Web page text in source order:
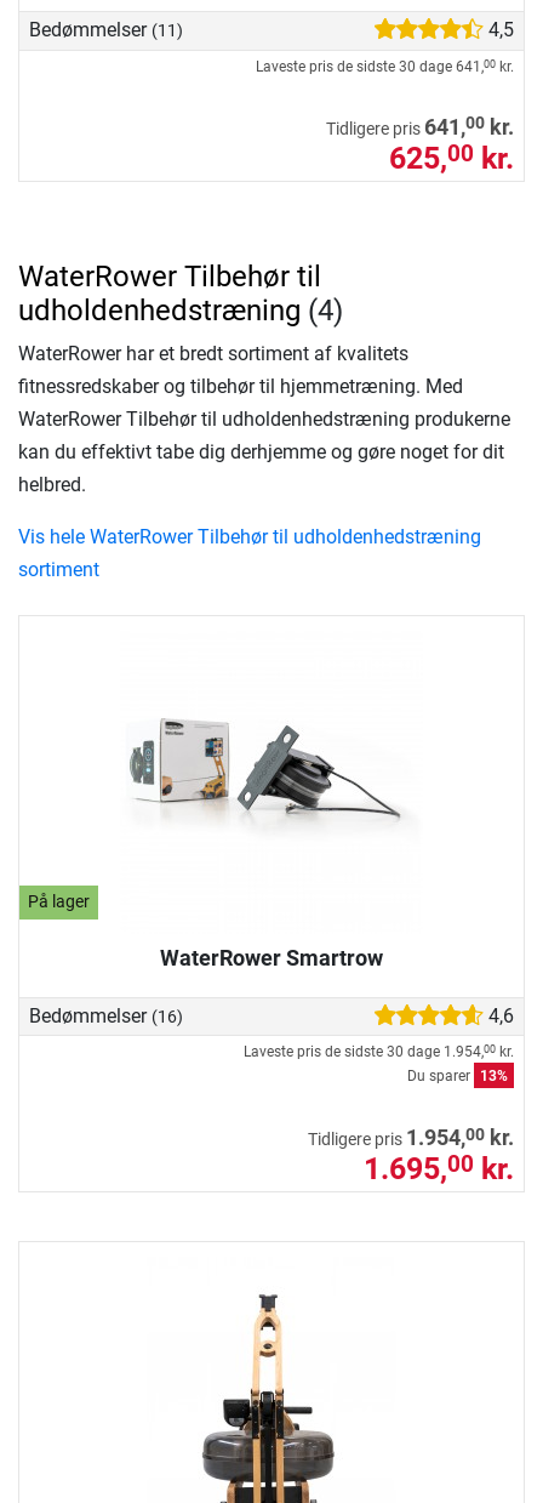
Bedømmelser (11) 4,5
Laveste pris de sidste 30 dage 641,00 kr.
Tidligere pris 641,00 kr.
625,00 kr.
På lager
WaterRower Smartrow
Bedømmelser (16) 4,6
Laveste pris de sidste 30 dage 1.954,00 kr.
Du sparer
13%
Tidligere pris 1.954,00 kr.
1.695,00 kr.
WaterRower Tilbehør til
udholdenhedstræning (4)
WaterRower har et bredt sortiment af kvalitets
fitnessredskaber og tilbehør til hjemmetræning. Med
WaterRower Tilbehør til udholdenhedstræning produkerne
kan du effektivt tabe dig derhjemme og gøre noget for dit
helbred.
Vis hele WaterRower Tilbehør til udholdenhedstræning
sortiment